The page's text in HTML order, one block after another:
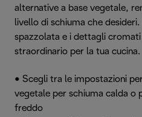
alternative a base vegetale,
livello di schiuma che
spazzolata e i dettagli cromati
straordinario per la tua cucina.
• Scegli tra le impostazioni
vegetale per schiuma calda o
freddo